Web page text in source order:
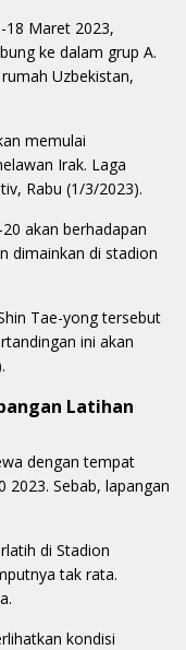
18 Maret 2023,
ke dalam grup A.
Uzbekistan,
memulai
Irak. Laga
Rabu (1/3/2023).
akan berhadapan
dimainkan di stadion
Tae-yong tersebut
ini akan
Latihan
dengan tempat
2023. Sebab, lapangan
di Stadion
tak rata.
kondisi